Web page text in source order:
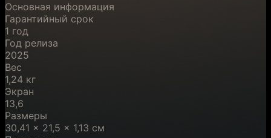
Основная информация
Гарантийный срок
1 год
Год релиза
2025
Вес
1,24 кг
Экран
13,6
Размеры
30,41 × 21,5 × 1,13 см